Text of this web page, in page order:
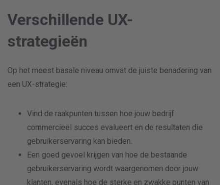
Verschillende UX-
strategieën
Op het meest basale niveau omvat de juiste benadering van
een UX-strategie:
Vind de raakpunten tussen hoe jouw bedrijf
commercieel succes evalueert en de resultaten die
gebruikerservaring kan bieden.
Een goed gevoel krijgen van hoe de bestaande
gebruikerservaring wordt waargenomen door jouw
klanten, evenals hoe de sterke en zwakke punten van